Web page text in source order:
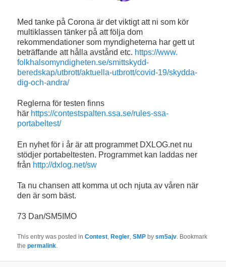
Med tanke på Corona är det viktigt att nisom kör
multiklassen tänker på att följa dom
rekommendationer som myndigheterna har gett ut
beträffande att hålla avståndetc. https://www.
folkhalsomyndigheten.se/smittskydd-
beredskap/utbrott/aktuella-utbrott/covid-19/skydda-
dig-och-andra/
Reglerna för testen finns
här https://contestspalten.ssa.se/rules-ssa-
portabeltest/
En nyhet för i år är att programmet DXLOG.net nu
stödjer portabeltesten. Programmet kan laddas ner
från http://dxlog.net/sw
Ta nu chansen att komma ut och njuta av våren när
den är som bäst.
73 Dan/SM5IMO
This entry was posted inContest, Regler,SMP bysm5ajv. Bookmark
thepermalink.